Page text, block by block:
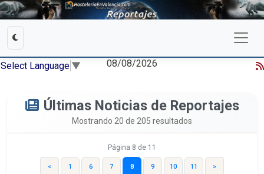
Select Language ▼ 08/08/2026
Últimas Noticias de Reportajes
Mostrando 20 de 205 resultados
Página 8 de 11
< 1 6 7 8 9 10 11 >